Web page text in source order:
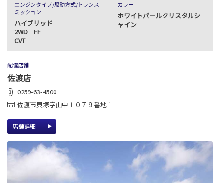
エンジンタイプ/駆動方式/トランス
ミッション
ハイブリッド
2WD FF
CVT
カラー
ホワイトパールクリスタルシ
ャイン
配備店舗
佐渡店
0259-63-4500
佐渡市貝塚字山中１０７９番地１
店舗詳細